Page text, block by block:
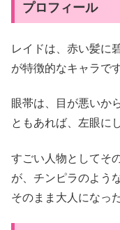
プロフィール
レイドは、赤い髪に
が特徴的なキャラです
眼帯は、目が悪いか
ともあれば、左眼に
すごい人物としてそ
が、チンピラのよう
そのまま大人になっ